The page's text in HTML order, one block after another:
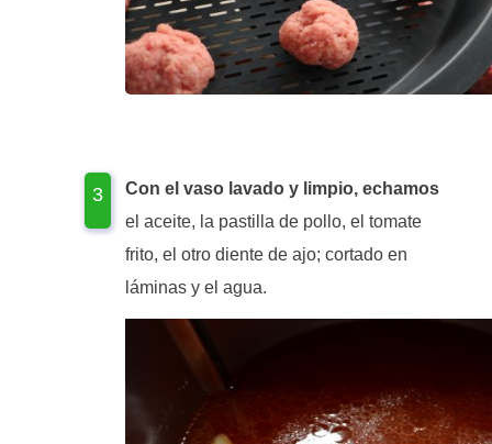
Con el vaso lavado y limpio, echamos
el aceite, la pastilla de pollo, el tomate
frito, el otro diente de ajo; cortado en
láminas y el agua.